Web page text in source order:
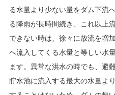
る水量より少ない量をダム下流
る降雨が長時間続き、これ以上
できない時は、徐々に放流を増
へ流入してくる水量と等しい水
ます。異常な洪水の時でも、避
貯水池に流入する最大の水量よ